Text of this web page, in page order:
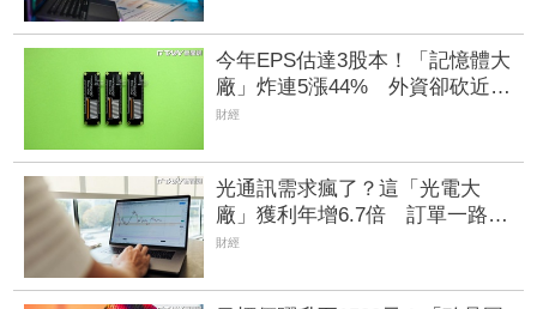
今年EPS估達3股本！「記憶體大
廠」炸連5漲44% 外資卻砍近
1.8萬張抱回31.5億元
財經
光通訊需求瘋了？這「光電大
廠」獲利年增6.7倍 訂單一路看
到年底、2027也樂觀
財經